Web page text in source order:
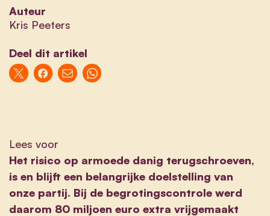
Auteur
Kris Peeters
Deel dit artikel
Lees voor
Het risico op armoede danig terugschroeven,
is en blijft een belangrijke doelstelling van
onze partij. Bij de begrotingscontrole werd
daarom 80 miljoen euro extra vrijgemaakt